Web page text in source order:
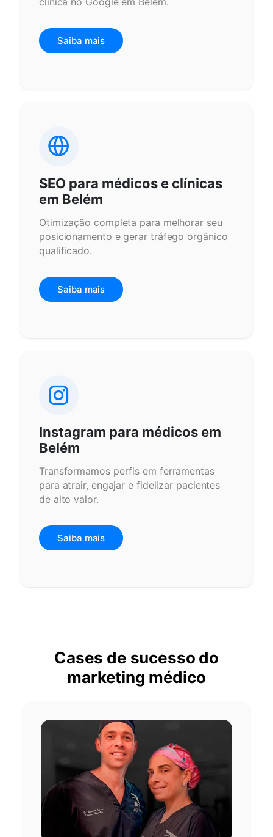
Saiba mais
SEO para médicos e clínicas
em Belém
Otimização completa para melhorar seu
posicionamento e gerar tráfego orgânico
qualificado.
Saiba mais
Instagram para médicos em
Belém
Transformamos perfis em ferramentas
para atrair, engajar e fidelizar pacientes
de alto valor.
Saiba mais
Cases de sucesso do
marketing médico